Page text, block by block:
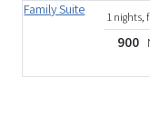
Family Suite
1 nights,
900